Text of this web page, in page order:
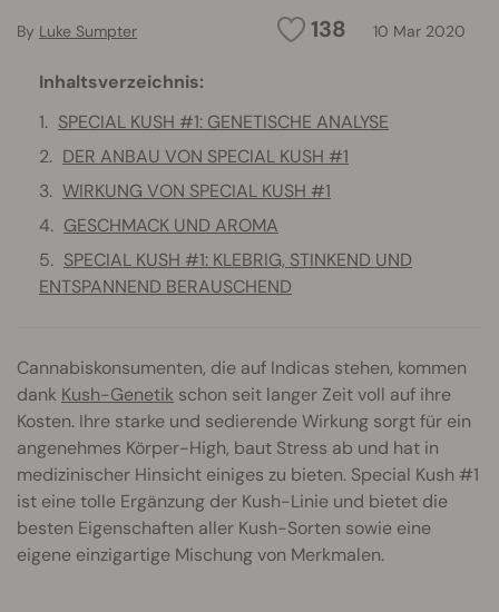
138 10 Mar 2020
By Luke Sumpter
Inhaltsverzeichnis:
SPECIAL KUSH #1: GENETISCHE ANALYSE
DER ANBAU VON SPECIAL KUSH #1
WIRKUNG VON SPECIAL KUSH #1
GESCHMACK UND AROMA
SPECIAL KUSH #1: KLEBRIG, STINKEND UND
ENTSPANNEND BERAUSCHEND
Cannabiskonsumenten, die auf Indicas stehen, kommen
dank Kush-Genetik schon seit langer Zeit voll auf ihre
Kosten. Ihre starke und sedierende Wirkung sorgt für ein
angenehmes Körper-High, baut Stress ab und hat in
medizinischer Hinsicht einiges zu bieten. Special Kush #1
ist eine tolle Ergänzung der Kush-Linie und bietet die
besten Eigenschaften aller Kush-Sorten sowie eine
eigene einzigartige Mischung von Merkmalen.